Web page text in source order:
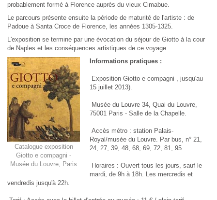
probablement formé à Florence auprès du vieux Cimabue.
Le parcours présente ensuite la période de maturité de l'artiste : de
Padoue à Santa Croce de Florence, les années 1305-1325.
L'exposition se termine par une évocation du séjour de Giotto à la cour
de Naples et les conséquences artistiques de ce voyage.
Catalogue exposition
Giotto e compagni -
Musée du Louvre, Paris
Informations pratiques :
Exposition Giotto e compagni , jusqu'au
15 juillet 2013).
Musée du Louvre 34, Quai du Louvre,
75001 Paris - Salle de la Chapelle.
Accès métro : station Palais-
Royal/musée du Louvre. Par bus, n° 21,
24, 27, 39, 48, 68, 69, 72, 81, 95.
Horaires : Ouvert tous les jours, sauf le
mardi, de 9h à 18h. Les mercredis et
vendredis jusqu'à 22h.